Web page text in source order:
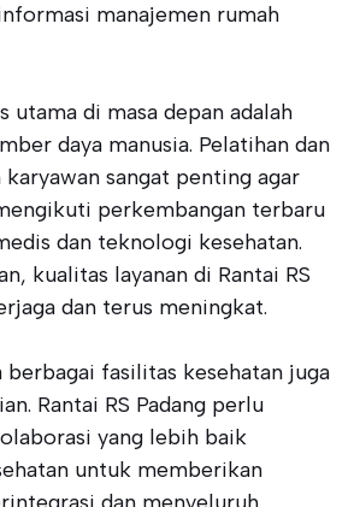
manajemen rumah
utama di masa depan adalah
daya manusia. Pelatihan dan
karyawan sangat penting agar
perkembangan terbaru
dan teknologi kesehatan.
kualitas layanan di Rantai RS
dan terus meningkat.
berbagai fasilitas kesehatan juga
Rantai RS Padang perlu
yang lebih baik
untuk memberikan